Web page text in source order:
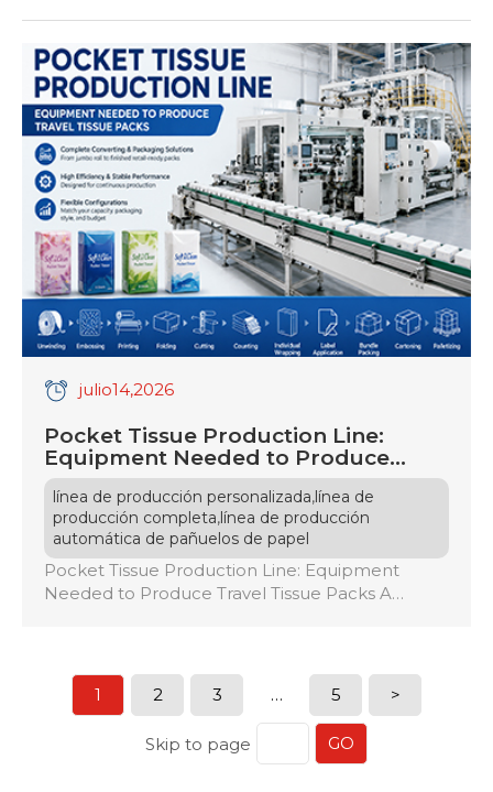
demand scales and major players leverage
trade agreements like COMESA and GAFTA, the
local market has turned into a hyper-
competitive export hub. […]
julio14,2026
Pocket Tissue Production Line:
Equipment Needed to Produce
Travel Tissue Packs
línea de producción personalizada,línea de
producción completa,línea de producción
automática de pañuelos de papel
Pocket Tissue Production Line: Equipment
Needed to Produce Travel Tissue Packs A
machines for unwinding jumbo rolls, embossing,
folding, cutting, and packing tissues. Key
equipment includes unwinding systems, folding
machines, and cutting/counting systems […]
1 2 3 … 5 >
Skip to page GO